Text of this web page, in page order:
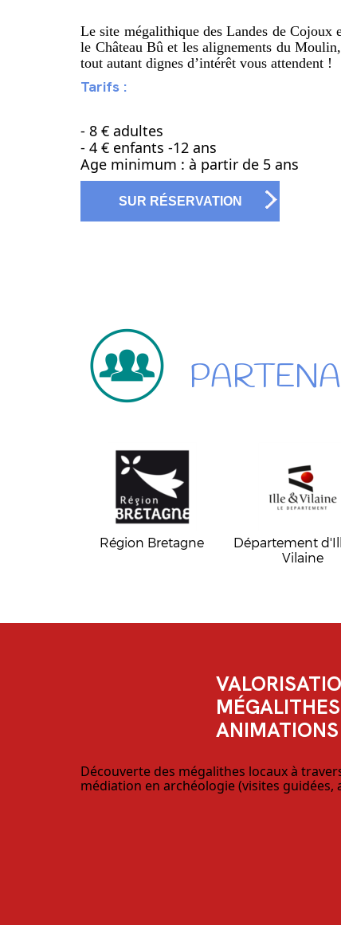
Le site mégalithique des Landes de Cojoux
le Château Bû et les alignements du
tout autant dignes d’intérêt vous attendent !
Tarifs :
- 8 € adultes
- 4 € enfants -12 ans
Age minimum : à partir de 5 ans
SUR RÉSERVATION
Région Bretagne
Département
Vilaine
Découverte des mégalithes locaux à
médiation en archéologie (visites